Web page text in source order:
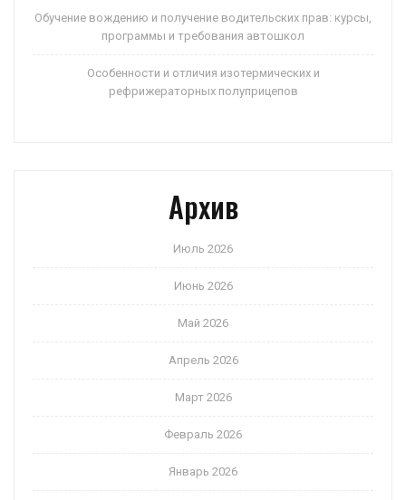
Обучение вождению и получение водительских прав: курсы,
программы и требования автошкол
Особенности и отличия изотермических и
рефрижераторных полуприцепов
Архив
Июль 2026
Июнь 2026
Май 2026
Апрель 2026
Март 2026
Февраль 2026
Январь 2026